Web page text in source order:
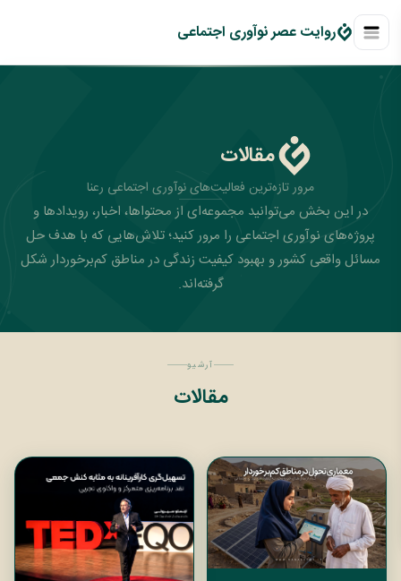
روايت عصر نوآوری اجتماعی
مقالات
مرور تازه‌ترین فعالیت‌های نوآوری اجتماعی رعنا
در این بخش می‌توانید مجموعه‌ای از محتواها، اخبار، رویدادها و
پروژه‌های نوآوری اجتماعی را مرور کنید؛ تلاش‌هایی که با هدف حل
مسائل واقعی کشور و بهبود کیفیت زندگی در مناطق کم‌برخوردار شکل
گرفته‌اند.
آرشیو
مقالات